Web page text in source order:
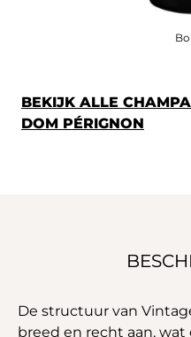
BEKIJK ALLE
DOM PÉRIGNON
De structuur van
breed en recht aan,